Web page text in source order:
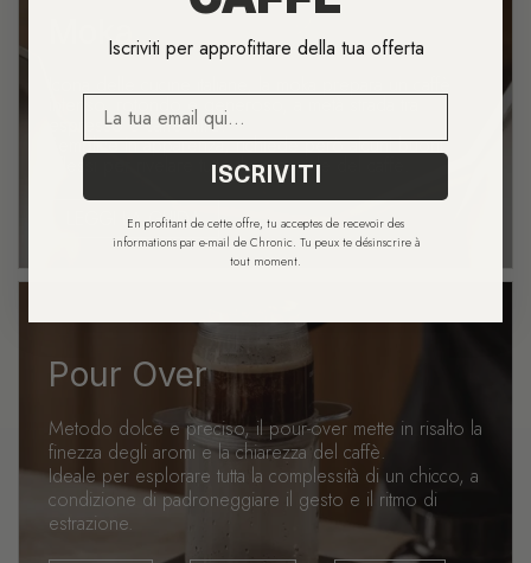
Moka
intenso, rotondo e generoso, a metà strada tra
espresso e caffè filtro.
Semplice in apparenza, richiede però alcuni buoni
riflessi per rivelare tutto il potenziale del caffè.
LEGGI LA GUIDA
Pour Over
Metodo dolce e preciso, il pour-over mette in risalto la
finezza degli aromi e la chiarezza del caffè.
Ideale per esplorare tutta la complessità di un chicco, a
condizione di padroneggiare il gesto e il ritmo di
estrazione.
Iscriviti per approfittare della tua offerta
E-mail
ISCRIVITI
En profitant de cette offre, tu acceptes de recevoir des
informations par e-mail de Chronic. Tu peux te désinscrire à
tout moment.